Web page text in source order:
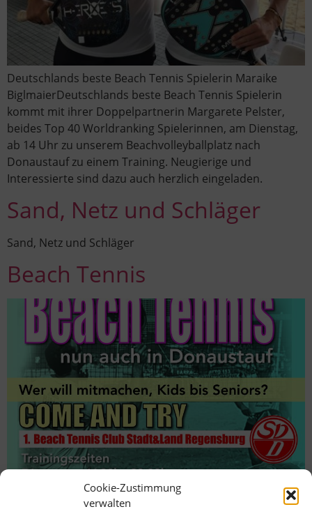
Cookie-Zustimmung
verwalten
Deutschlands beste Beach Tennis Spielerin Maraike
BiglmaierDeutschlands beste Beach Tennis Spielerin
kommt mit ihrer Doppelpartnerin Margarete Pelster,
beides Top 40 Worldranking Spielerinnen, am Dienstag,
ab 14 Uhr zu unserem Beachvolleyballplatz nach
Donaustauf zu einem Training. Neugierige und
Interessierte sind dazu auch herzlich eingeladen.
Sand, Netz und Schläger
Sand, Netz und Schläger
Beach Tennis